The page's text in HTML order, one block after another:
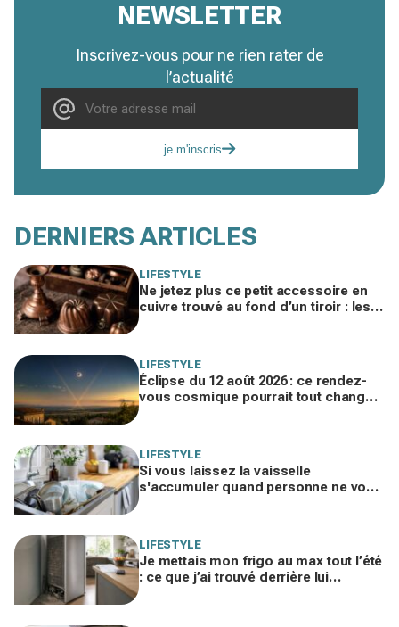
NEWSLETTER
Inscrivez-vous pour ne rien rater de
l’actualité
je m'inscris
DERNIERS ARTICLES
LIFESTYLE
Ne jetez plus ce petit accessoire en
cuivre trouvé au fond d’un tiroir : les
LIFESTYLE
Éclipse du 12 août 2026 : ce rendez-
vous cosmique pourrait tout changer
LIFESTYLE
Si vous laissez la vaisselle
s'accumuler quand personne ne vous
LIFESTYLE
Je mettais mon frigo au max tout l’été
: ce que j’ai trouvé derrière lui